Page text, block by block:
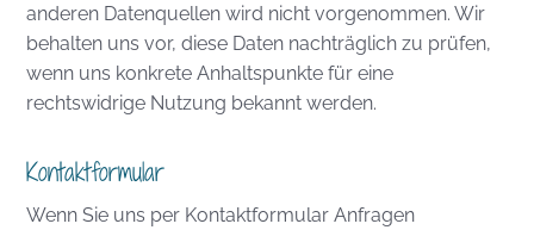
anderen Datenquellen wird nicht vorgenommen. Wir
behalten uns vor, diese Daten nachträglich zu prüfen,
wenn uns konkrete Anhaltspunkte für eine
rechtswidrige Nutzung bekannt werden.
Kontaktformular
Wenn Sie uns per Kontaktformular Anfragen